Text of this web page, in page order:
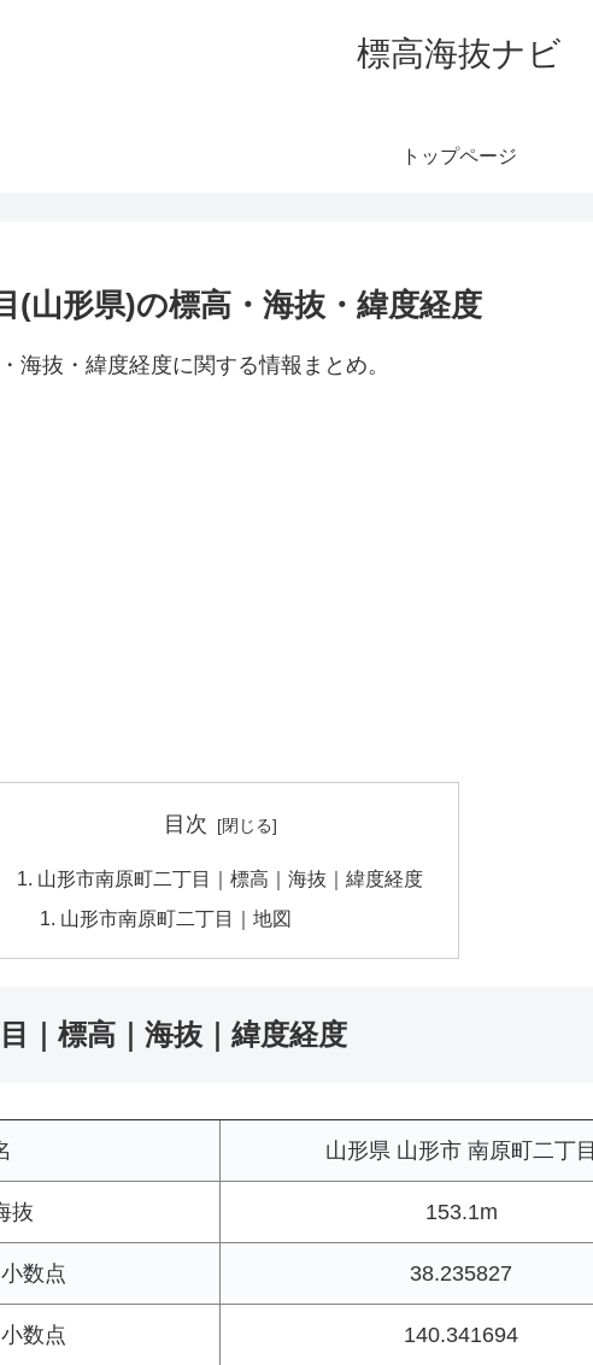
標高海抜ナビ
トップページ
(山形県)の標高・海抜・緯度経度
海抜・緯度経度に関する情報まとめ。
目次
山形市南原町二丁目｜標高｜海抜｜緯度経度
山形市南原町二丁目｜地図
｜標高｜海抜｜緯度経度
山形県 山形市 南原町二丁目
抜 153.1m
数点 38.235827
数点 140.341694